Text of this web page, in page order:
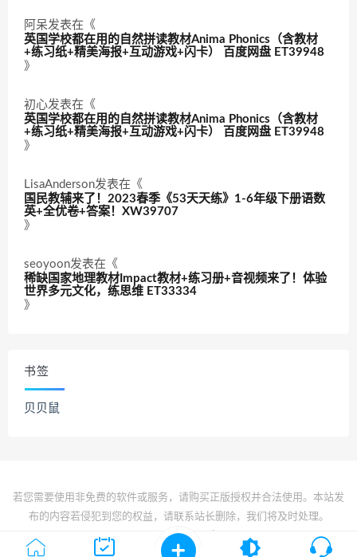
阿呆发表在《
英国学校都在用的自然拼读教材Anima Phonics（含教材
+练习纸+精美海报+互动游戏+闪卡） 百度网盘 ET39948
》
初心发表在《
英国学校都在用的自然拼读教材Anima Phonics（含教材
+练习纸+精美海报+互动游戏+闪卡） 百度网盘 ET39948
》
LisaAnderson发表在《
国民教辅来了！2023春季《53天天练》1-6年级下册语数
英+全优卷+答案！XW39707
》
seoyoon发表在《
稀缺国家地理教材Impact教材+练习册+音视频来了！体验
世界多元文化，练思维 ET33334
》
书签
贝贝鼠
若您需要使用非免费的软件或服务，请购买正版授权并合法使用。本站发
布的内容若侵犯到您的权益，请联系站长删除，我们将及时处理。
© 2022 All rights reserved 京ICP备2022017834号-1